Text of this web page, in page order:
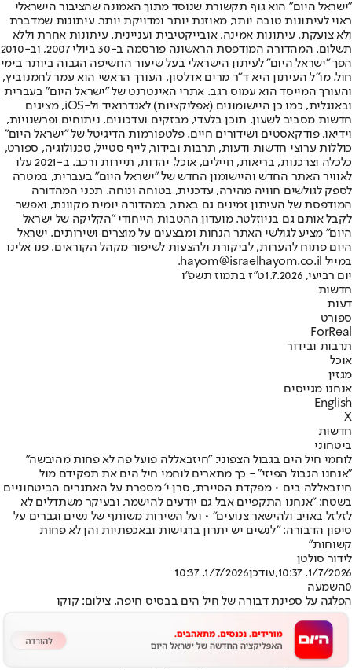
"ישראל היום" הוא גוף תקשורת שנוסד מתוך האמונה שהציבור הישראלי
ראוי לעיתונות טובה יותר, מאוזנת יותר ומדויקת יותר. עיתונות שמדברת
ולא צועקת. עיתונות אמינה, אובייקטיבית ועניינית. עיתונות אחרת וללא
תשלום. המהדורה המודפסת הראשונה פורסמה ב-30 ביולי 2007, וב-2010
הפך "ישראל היום" לעיתון הישראלי בעל שיעור החשיפה הגבוה ביותר בימי
חול. מו"ל העיתון היא ד"ר מרים אדלסון. העורך הראשי הוא עמר לחמנוביץ,
והעורך המייסד הוא עמוס רגב. אתרי האינטרנט של "ישראל היום" בעברית
ובאנגלית, כמו כן היישומונים (אפליקציות) לאנדרואיד ול-iOS, מציגים
חדשות מסביב לשעון, תוכן בלעדי, מבזקים ועדכונים, ניתוחים ופרשנויות,
וידיאו, פודקאסטים ושידורים חיים. פלטפורמות הדיגיטל של "ישראל היום"
כוללות ערוצי חדשות ודעות, תרבות ובידור, לייף סטייל, טכנולוגיה, ספורט,
כלכלה וצרכנות, בריאות, חיילים, אוכל, יהדות, תיירות ורכב. ב-2021 עלו
לאוויר האתר החדש והיישומון החדש של "ישראל היום" בעברית, במטרה
לספק לגולשים חוויה מהירה, עדכנית, בטוחה ונוחה. תכני המהדורה
המודפסת של העיתון זמינים גם באתר, במהדורה יומית מקוונת, ואפשר
לקבל אותם גם בניוזלטר. מועדון ההטבות הייחודי "הקליקה של ישראל
היום" מציע לגולשי האתר הנחות ומבצעים על מוצרים ושירותים. ישראל
היום פתוח להערות, לביקורת ולהצעות לשיפור מקהל הקוראים. פנו אלינו
במייל hayom@israelhayom.co.il.
יום רביעי, 1.7.2026
ט"ז בתמוז תשפ"ו
חדשות
דעות
ספורט
ForReal
תרבות ובידור
אוכל
מגזין
אנחנו מגייסים
English
X
חדשות
ביטחוני
לוחמי חיל הים בגבול הצפוני: "חיזבאללה פועל פה לא פחות מהיבשה"
"אנחנו הגבול הפיזי" - כך מתארים לוחמי חיל הים את תפקידם מול
חיזבאללה בים • מפקדת הסיירת, סרן י' מספרת על האתגרים הביטחוניים
בשטח: ״אנחנו התקפיים אבל גם יודעים להישמר, ובעיקר משתדלים לא
לזלזל באויב ולהישאר צנועים״ • ועל השירות משותף של נשים וגברים על
סיפון הדבורה: "לנשים יש יתרון ברגישות ובאכפתיות והן לא פחות
קשוחות"
לידור סולטן
1/7/2026, 10:37
,עודכן1/7/2026, 10:37
0השמעה
הפלגה על ספינת דבורה של חיל הים בבסיס חיפה. צילום: קוקו